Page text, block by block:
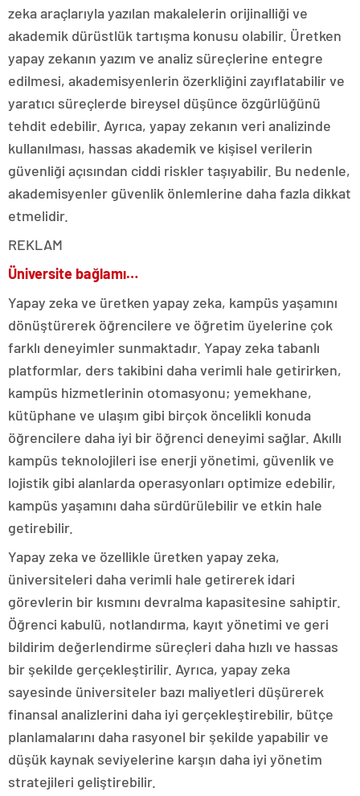
zeka araçlarıyla yazılan makalelerin orijinalliği ve
akademik dürüstlük tartışma konusu olabilir. Üretken
yapay zekanın yazım ve analiz süreçlerine entegre
edilmesi, akademisyenlerin özerkliğini zayıflatabilir ve
yaratıcı süreçlerde bireysel düşünce özgürlüğünü
tehdit edebilir. Ayrıca, yapay zekanın veri analizinde
kullanılması, hassas akademik ve kişisel verilerin
güvenliği açısından ciddi riskler taşıyabilir. Bu nedenle,
akademisyenler güvenlik önlemlerine daha fazla dikkat
etmelidir.
REKLAM
Üniversite bağlamı…
Yapay zeka ve üretken yapay zeka, kampüs yaşamını
dönüştürerek öğrencilere ve öğretim üyelerine çok
farklı deneyimler sunmaktadır. Yapay zeka tabanlı
platformlar, ders takibini daha verimli hale getirirken,
kampüs hizmetlerinin otomasyonu; yemekhane,
kütüphane ve ulaşım gibi birçok öncelikli konuda
öğrencilere daha iyi bir öğrenci deneyimi sağlar. Akıllı
kampüs teknolojileri ise enerji yönetimi, güvenlik ve
lojistik gibi alanlarda operasyonları optimize edebilir,
kampüs yaşamını daha sürdürülebilir ve etkin hale
getirebilir.
Yapay zeka ve özellikle üretken yapay zeka,
üniversiteleri daha verimli hale getirerek idari
görevlerin bir kısmını devralma kapasitesine sahiptir.
Öğrenci kabulü, notlandırma, kayıt yönetimi ve geri
bildirim değerlendirme süreçleri daha hızlı ve hassas
bir şekilde gerçekleştirilir. Ayrıca, yapay zeka
sayesinde üniversiteler bazı maliyetleri düşürerek
finansal analizlerini daha iyi gerçekleştirebilir, bütçe
planlamalarını daha rasyonel bir şekilde yapabilir ve
düşük kaynak seviyelerine karşın daha iyi yönetim
stratejileri geliştirebilir.